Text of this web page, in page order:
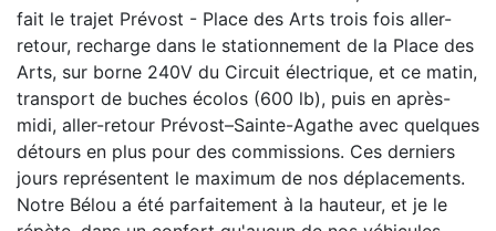
fait le trajet Prévost - Place des Arts trois fois aller-
retour, recharge dans le stationnement de la Place des
Arts, sur borne 240V du Circuit électrique, et ce matin,
transport de buches écolos (600 lb), puis en après-
midi, aller-retour Prévost–Sainte-Agathe avec quelques
détours en plus pour des commissions. Ces derniers
jours représentent le maximum de nos déplacements.
Notre Bélou a été parfaitement à la hauteur, et je le